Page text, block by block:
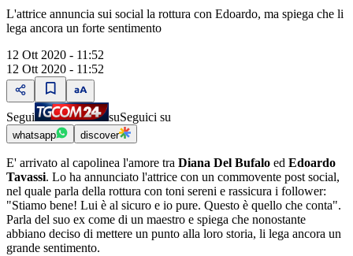
L'attrice annuncia sui social la rottura con Edoardo, ma spiega che li
lega ancora un forte sentimento
12 Ott 2020 - 11:52
12 Ott 2020 - 11:52
Segui suSeguici su
whatsapp discover
E' arrivato al capolinea l'amore tra Diana Del Bufalo ed Edoardo
Tavassi. Lo ha annunciato l'attrice con un commovente post social,
nel quale parla della rottura con toni sereni e rassicura i follower:
"Stiamo bene! Lui è al sicuro e io pure. Questo è quello che conta".
Parla del suo ex come di un maestro e spiega che nonostante
abbiano deciso di mettere un punto alla loro storia, li lega ancora un
grande sentimento.